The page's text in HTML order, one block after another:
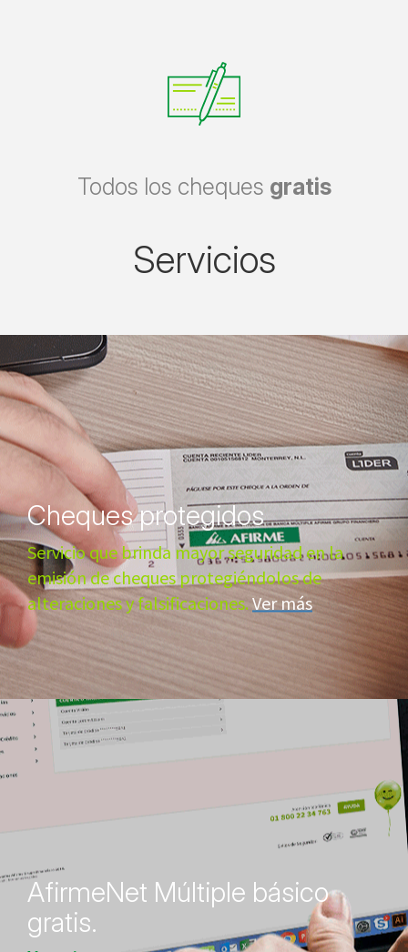
Todos los cheques gratis
Servicios
Cheques protegidos
Servicio que brinda mayor seguridad en la
emisión de cheques protegiéndolos de
alteraciones y falsificaciones.Ver más
AfirmeNet Múltiple básico
gratis.